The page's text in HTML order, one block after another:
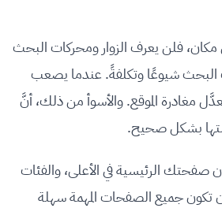
مكان، فلن يعرف الزوار ومحركات البحث
البحث شيوعًا وتكلفةً. عندما يصعب
مغادرة الموقع. والأسوأ من ذلك، أنَّ
بشكل صحيح.
صفحتك الرئيسية في الأعلى، والفئات
تكون جميع الصفحات المهمة سهلة